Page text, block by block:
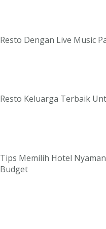
Resto Dengan Live Music
Resto Keluarga Terbaik
Tips Memilih Hotel
Budget